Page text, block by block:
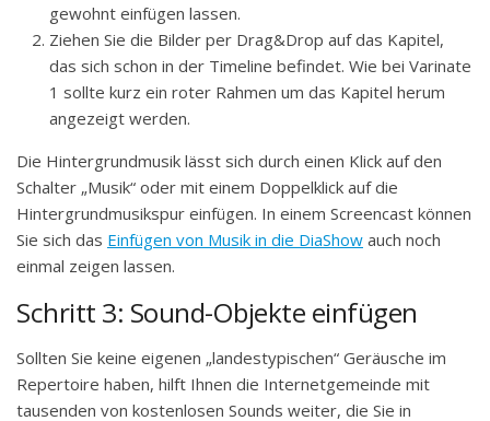
gewohnt einfügen lassen.
Ziehen Sie die Bilder per Drag&Drop auf das Kapitel,
das sich schon in der Timeline befindet. Wie bei Varinate
1 sollte kurz ein roter Rahmen um das Kapitel herum
angezeigt werden.
Die Hintergrundmusik lässt sich durch einen Klick auf den
Schalter „Musik“ oder mit einem Doppelklick auf die
Hintergrundmusikspur einfügen. In einem Screencast können
Sie sich das Einfügen von Musik in die DiaShow auch noch
einmal zeigen lassen.
Schritt 3: Sound-Objekte einfügen
Sollten Sie keine eigenen „landestypischen“ Geräusche im
Repertoire haben, hilft Ihnen die Internetgemeinde mit
tausenden von kostenlosen Sounds weiter, die Sie in